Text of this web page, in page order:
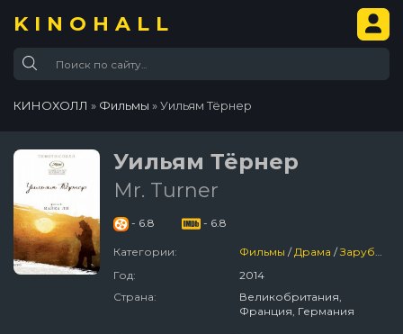
KINOHALL
КИНОХОЛЛ » Фильмы » Уильям Тёрнер
Уильям Тёрнер
Mr. Turner
- 6.8 - 6.8
Категории: Фильмы /Драма /Зарубежный
Год:
2014
Страна:
Великобритания,
Франция, Германия